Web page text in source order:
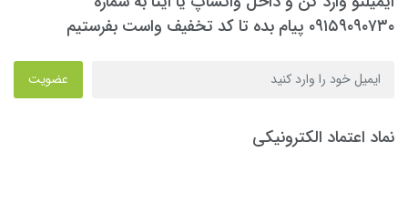
۰۹۱۵۹۰۹۰۷۳۰ پیام بده تا کد تخفیف واست بفرستیم
عضویت
نماد اعتماد الکترونیکی